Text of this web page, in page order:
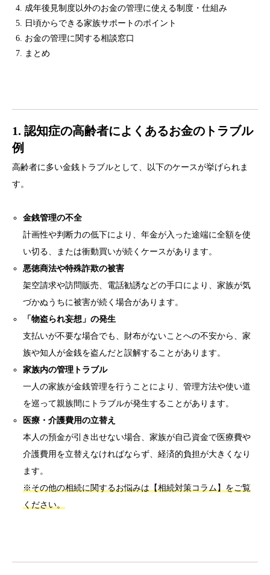
成年後見制度以外のお金の管理に使える制度・仕組み
日頃からできる家族サポートのポイント
お金の管理に関する相談窓口
まとめ
1. 認知症の高齢者によくあるお金のトラブル
例
高齢者に多い金銭トラブルとして、以下のケースが挙げられま
す。
金銭管理の不全
計画性や判断力の低下により、年金が入った途端に全額を使
い切る、または衝動買いが続くケースがあります。
悪徳商法や特殊詐欺の被害
架空請求や訪問販売、電話勧誘などの手口により、家族が気
づかぬうちに被害が続く場合があります。
「物盗られ妄想」の発生
支払いが不要な場合でも、財布がないことへの不安から、家
族や知人が金銭を盗んだと誤解することがあります。
家族内の管理トラブル
一人の家族が金銭管理を行うことにより、管理方法や使い道
を巡って親族間にトラブルが発生することがあります。
医療・介護費用の立替え
本人の預金が引き出せない場合、家族が自己資金で医療費や
介護費用を立替えなければならず、経済的負担が大きくなり
ます。
※その他の相続に関するお悩みは【相続対策コラム】をご覧
ください。